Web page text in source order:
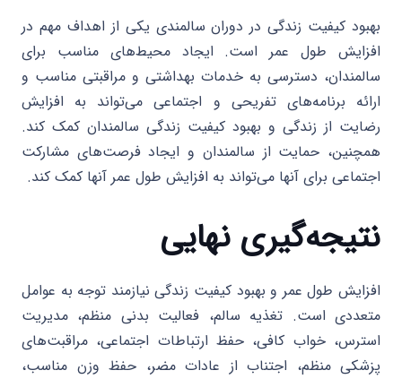
بهبود کیفیت زندگی در دوران سالمندی یکی از اهداف مهم در
افزایش طول عمر است. ایجاد محیط‌های مناسب برای
سالمندان، دسترسی به خدمات بهداشتی و مراقبتی مناسب و
ارائه برنامه‌های تفریحی و اجتماعی می‌تواند به افزایش
رضایت از زندگی و بهبود کیفیت زندگی سالمندان کمک کند.
همچنین، حمایت از سالمندان و ایجاد فرصت‌های مشارکت
اجتماعی برای آنها می‌تواند به افزایش طول عمر آنها کمک کند.
نتیجه‌گیری نهایی
افزایش طول عمر و بهبود کیفیت زندگی نیازمند توجه به عوامل
متعددی است. تغذیه سالم، فعالیت بدنی منظم، مدیریت
استرس، خواب کافی، حفظ ارتباطات اجتماعی، مراقبت‌های
پزشکی منظم، اجتناب از عادات مضر، حفظ وزن مناسب،